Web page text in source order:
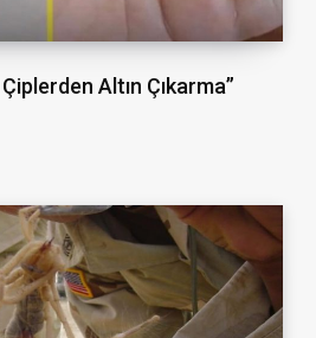
Altın Çıkarma”